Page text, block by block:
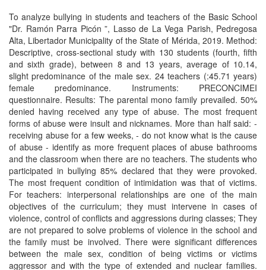
To analyze bullying in students and teachers of the Basic School
"Dr. Ramón Parra Picón ”, Lasso de La Vega Parish, Pedregosa
Alta, Libertador Municipality of the State of Mérida, 2019. Method:
Descriptive, cross-sectional study with 130 students (fourth, fifth
and sixth grade), between 8 and 13 years, average of 10.14,
slight predominance of the male sex. 24 teachers (:45.71 years)
female predominance. Instruments: PRECONCIMEI
questionnaire. Results: The parental mono family prevailed. 50%
denied having received any type of abuse. The most frequent
forms of abuse were insult and nicknames. More than half said: -
receiving abuse for a few weeks, - do not know what is the cause
of abuse - identify as more frequent places of abuse bathrooms
and the classroom when there are no teachers. The students who
participated in bullying 85% declared that they were provoked.
The most frequent condition of intimidation was that of victims.
For teachers: interpersonal relationships are one of the main
objectives of the curriculum; they must intervene in cases of
violence, control of conflicts and aggressions during classes; They
are not prepared to solve problems of violence in the school and
the family must be involved. There were significant differences
between the male sex, condition of being victims or victims
aggressor and with the type of extended and nuclear families.